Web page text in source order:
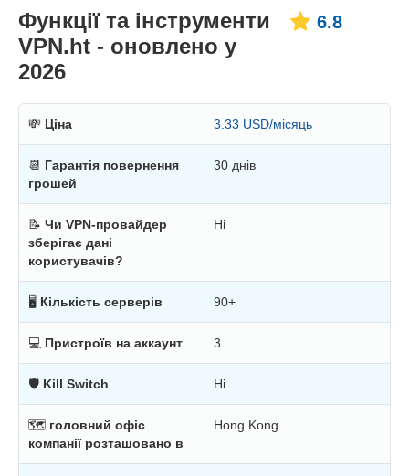
Функції та інструменти
VPN.ht - оновлено у
2026
6.8
💸 Ціна 3.33 USD/місяць
📆 Гарантія повернення
грошей
30 днів
📝 Чи VPN-провайдер
зберігає дані
користувачів?
Ні
🖥 Кількість серверів 90+
💻 Пристроїв на аккаунт 3
🛡 Kill Switch Ні
🗺 головний офіс
компанії розташовано в
Hong Kong